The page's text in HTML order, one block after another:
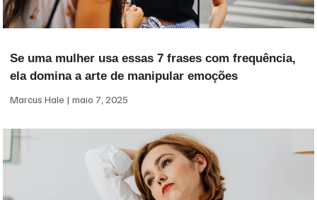
Se uma mulher usa essas 7 frases com frequência,
ela domina a arte de manipular emoções
Marcus Hale maio 7, 2025